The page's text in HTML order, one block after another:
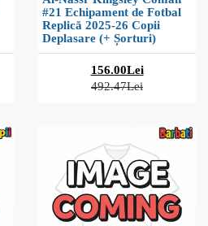
#21 Echipament de Fotbal
Replică 2025-26 Copii
Deplasare (+ Șorturi)
156.00Lei
492.47Lei